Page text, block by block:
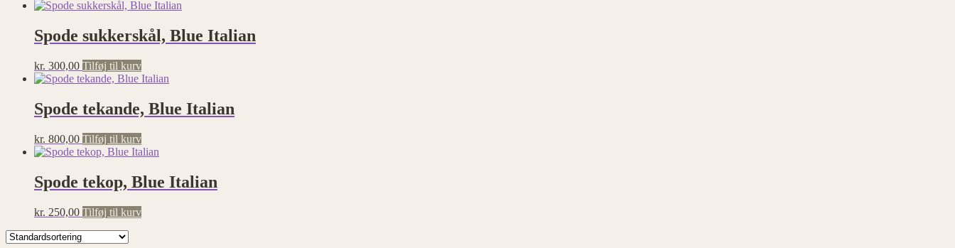
Spode sukkerskål, Blue Italian
kr. 300,00 Tilføj til kurv
Spode tekande, Blue Italian
kr. 800,00 Tilføj til kurv
Spode tekop, Blue Italian
kr. 250,00 Tilføj til kurv